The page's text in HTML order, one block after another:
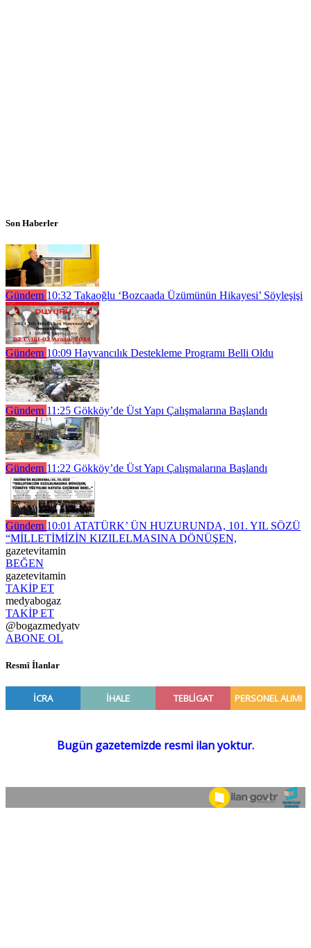
Son Haberler
Gündem 10:32 Takaoğlu ‘Bozcaada Üzümünün Hikayesi’ Söyleşişi
Gündem 10:09 Hayvancılık Destekleme Programı Belli Oldu
Gündem 11:25 Gökköy’de Üst Yapı Çalışmalarına Başlandı
Gündem 11:22 Gökköy’de Üst Yapı Çalışmalarına Başlandı
Gündem 10:01 ATATÜRK’ ÜN HUZURUNDA, 101. YIL SÖZÜ
“MİLLETİMİZİN KIZILELMASINA DÖNÜŞEN,
gazetevitamin
BEĞEN
gazetevitamin
TAKİP ET
medyabogaz
TAKİP ET
@bogazmedyatv
ABONE OL
Resmî İlanlar